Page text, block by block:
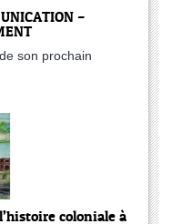
–
son prochain
coloniale à